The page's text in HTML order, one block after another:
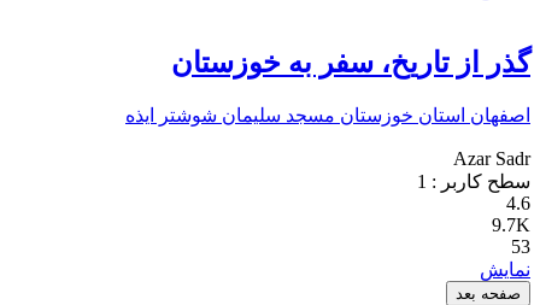
گذر از تاریخ، سفر به خوزستان
اصفهان استان خوزستان مسجد سلیمان شوشتر ایذه
Azar Sadr
سطح کاربر : 1
4.6
9.7K
53
نمایش
صفحه بعد